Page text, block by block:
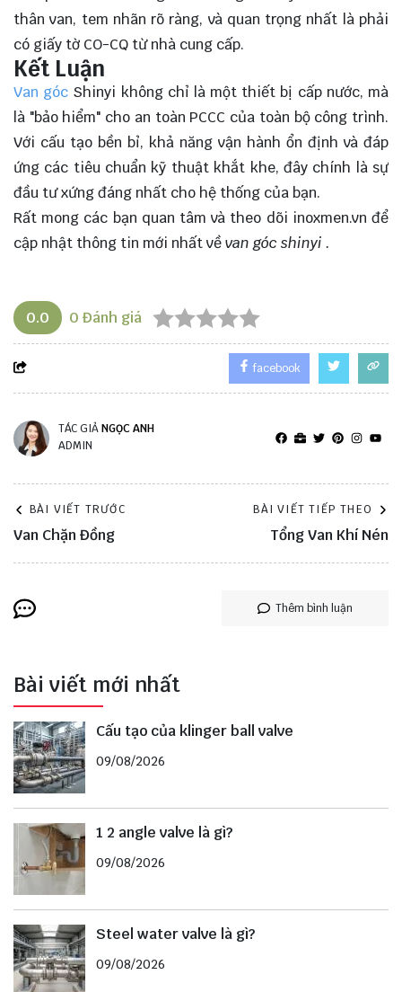
thân van, tem nhãn rõ ràng, và quan trọng nhất là phải
có giấy tờ CO-CQ từ nhà cung cấp.
Kết Luận
Van góc Shinyi không chỉ là một thiết bị cấp nước, mà
là "bảo hiểm" cho an toàn PCCC của toàn bộ công trình.
Với cấu tạo bền bỉ, khả năng vận hành ổn định và đáp
ứng các tiêu chuẩn kỹ thuật khắt khe, đây chính là sự
đầu tư xứng đáng nhất cho hệ thống của bạn.
Rất mong các bạn quan tâm và theo dõi inoxmen.vn để
cập nhật thông tin mới nhất vềvan góc shinyi .
0.0 0 Đánh giá
facebook
TÁC GIẢNGỌC ANH
ADMIN
BÀI VIẾT TRƯỚC
Van Chặn Đồng
BÀI VIẾT TIẾP THEO
Tổng Van Khí Nén
Thêm bình luận
Bài viết mới nhất
Cấu tạo của klinger ball valve
09/08/2026
1 2 angle valve là gì?
09/08/2026
Steel water valve là gì?
09/08/2026